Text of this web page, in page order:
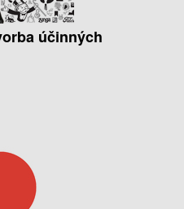
účinných